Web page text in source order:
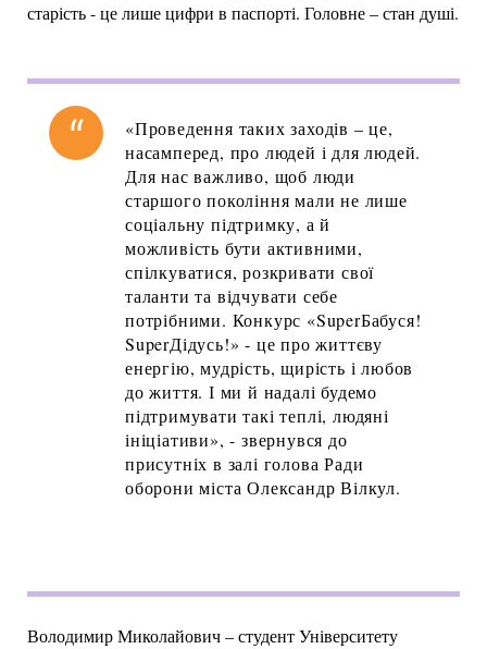
старість - це лише цифри в паспорті. Головне – стан душі.
«Проведення таких заходів – це,
насамперед, про людей і для людей.
Для нас важливо, щоб люди
старшого покоління мали не лише
соціальну підтримку, а й
можливість бути активними,
спілкуватися, розкривати свої
таланти та відчувати себе
потрібними. Конкурс «SuperБабуся!
SuperДідусь!» - це про життєву
енергію, мудрість, щирість і любов
до життя. І ми й надалі будемо
підтримувати такі теплі, людяні
ініціативи», - звернувся до
присутніх в залі голова Ради
оборони міста Олександр Вілкул.
Володимир Миколайович – студент Університету